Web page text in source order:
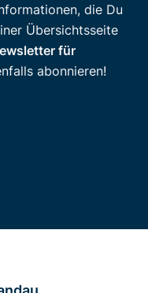
die Du
Übersichtsseite
für
abonnieren!